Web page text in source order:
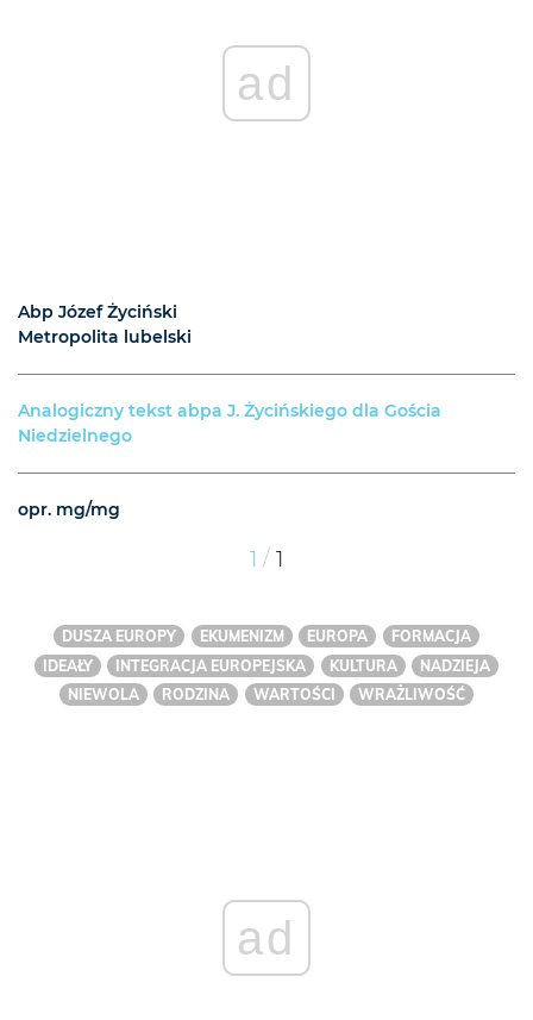
ad
Abp Józef Życiński
Metropolita lubelski
Analogiczny tekst abpa J. Życińskiego dla Gościa
Niedzielnego
opr. mg/mg
1 / 1
DUSZA EUROPY EKUMENIZM EUROPA
FORMACJA
IDEAŁY
INTEGRACJA EUROPEJSKA KULTURA
NADZIEJA
NIEWOLA
RODZINA WARTOŚCI WRAŻLIWOŚĆ
ad